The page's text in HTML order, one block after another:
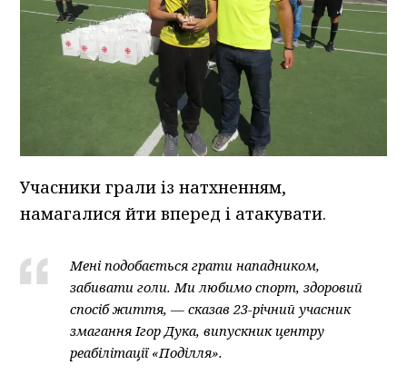
Учасники грали із натхненням,
намагалися йти вперед і атакувати.
Мені подобається грати нападником,
забивати голи. Ми любимо спорт, здоровий
спосіб життя, — сказав 23-річний учасник
змагання Ігор Дука, випускник центру
реабілітації «Поділля».